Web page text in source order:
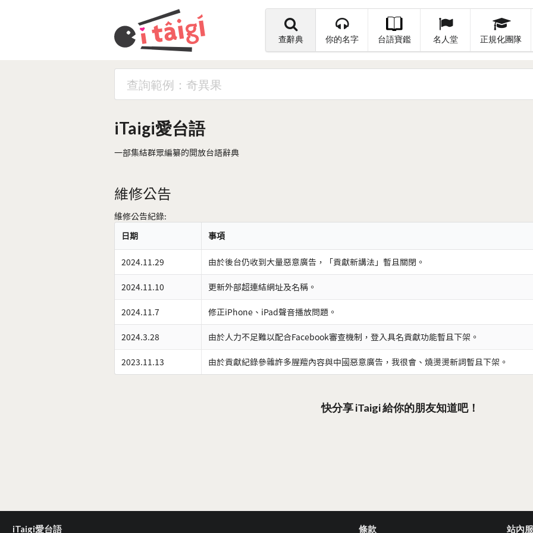
查辭典 你的名字 台語寶鑑 名人堂 正規化團隊
iTaigi愛台語
一部集結群眾編纂的開放台語辭典
維修公告
維修公告紀錄:
日期
事項
2024.11.29 由於後台仍收到大量惡意廣告，「貢獻新講法」暫且關閉。
2024.11.10 更新外部超連結網址及名稱。
2024.11.7 修正iPhone、iPad聲音播放問題。
2024.3.28 由於人力不足難以配合Facebook審查機制，登入具名貢獻功能暫且下架。
2023.11.13 由於貢獻紀錄參雜許多腥羶內容與中國惡意廣告，我很會、燒燙燙新詞暫且下架。
快分享 iTaigi 給你的朋友知道吧！
iTaigi愛台語 條款 站內